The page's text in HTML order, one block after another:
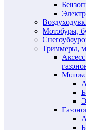
Мотобуры,
Триммеры,